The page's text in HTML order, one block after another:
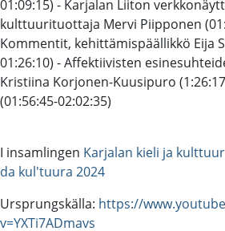
01:09:15) - Karjalan Liiton
kulttuurituottaja Mervi Piipponen
Kommentit, kehittämispäällikkö Eija
01:26:10) - Affektiivisten
Kristiina Korjonen-Kuusipuro
(01:56:45-02:02:35)
I insamlingen Karjalan kieli ja
da kul'tuura 2024
Ursprungskälla: https://
v=YXTi7ADmavs